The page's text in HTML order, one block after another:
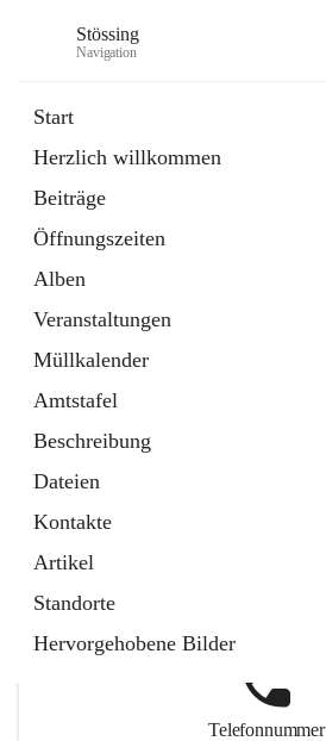
Stössing
Navigation
Start
Herzlich willkommen
Beiträge
Öffnungszeiten
Alben
Veranstaltungen
Müllkalender
Amtstafel
Beschreibung
Dateien
Kontakte
Artikel
Standorte
Hervorgehobene Bilder
Datei
in
Tab
Kindergarten
öffnet
in
neuem
Tab
Telefonnummer